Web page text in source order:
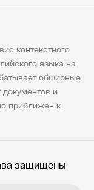
контекстного
языка на
обширные
и
приближен к
защищены